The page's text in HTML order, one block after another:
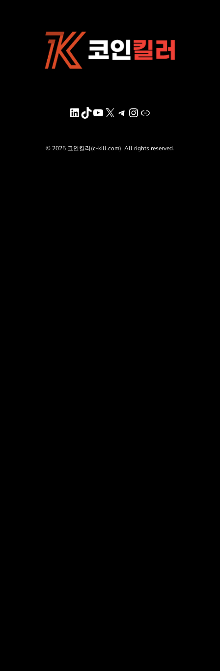
LinkedIn
TikTok
YouTube
X Telegram
Instagram
링크
© 2025 코인킬러(c-kill.com). All rights reserved.